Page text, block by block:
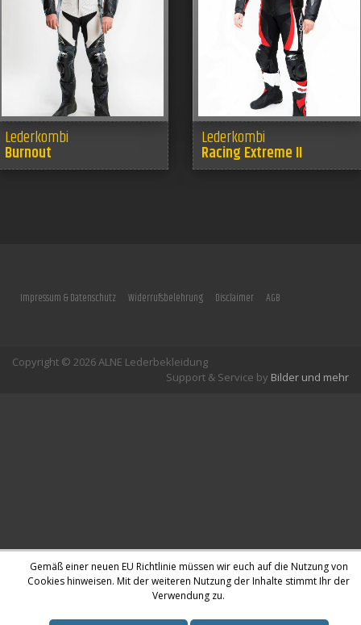
Lederkombi
Burnout
Lederkombi
Racing Extreme II
Impressum & Datenschutz Widerrufsbelehrung Disclaimer AGB
Copyright © 2026 ALNE Lederbekleidung
Support & Service by Bilder und mehr
Gemäß einer neuen EU Richtlinie müssen wir euch auf die Nutzung von
Cookies hinweisen. Mit der weiteren Nutzung der Inhalte stimmt Ihr der
Verwendung zu.